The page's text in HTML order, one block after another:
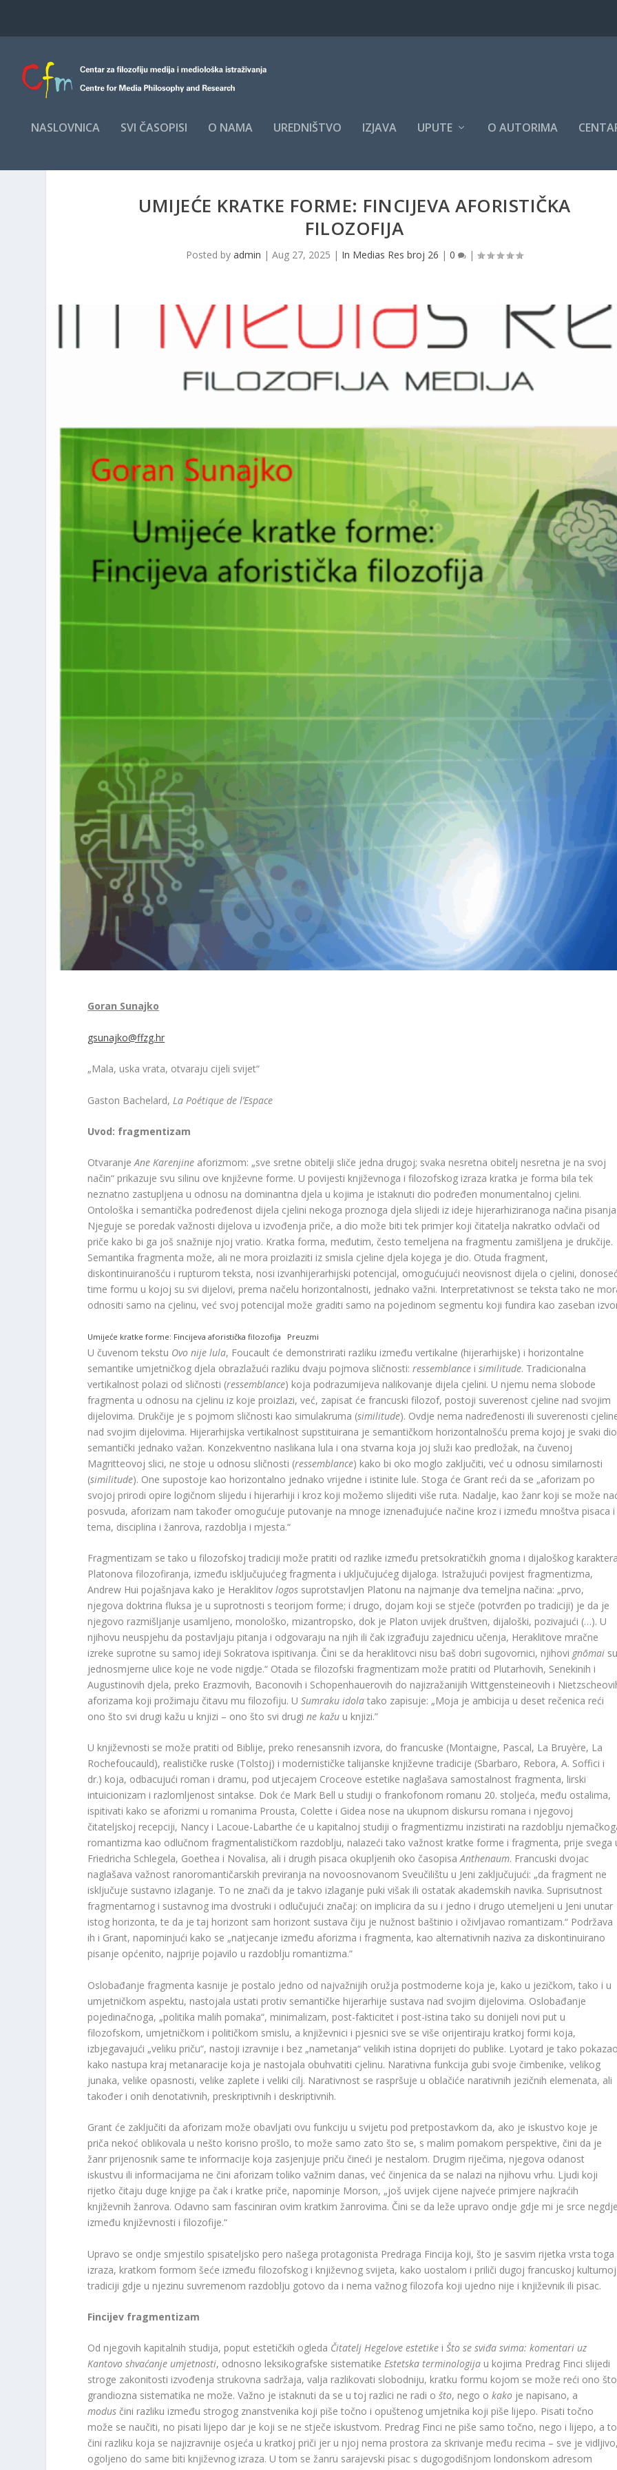
NASLOVNICA SVI ČASOPISI O NAMA UREDNIŠTVO IZJAVA UPUTE O AUTORIMA
UMIJEĆE KRATKE FORME: FINCIJEVA AFORISTIČKA
FILOZOFIJA
Posted byadmin |Aug 27, 2025 | In Medias Res broj 26 |0 |
Goran Sunajko
gsunajko@ffzg.hr
„Mala, uska vrata, otvaraju cijeli svijet“
Gaston Bachelard, La Poétique de lʼEspace
Uvod: fragmentizam
OtvaranjeAne Karenjine aforizmom: „sve sretne obitelji sliče jedna drugoj; svaka nesretna obitelj nesretna je na svoj
način“ prikazuje svu silinu ove književne forme. U povijesti književnoga i filozofskog izraza kratka je forma bila tek
neznatno zastupljena u odnosu na dominantna djela u kojima je istaknuti dio podređen monumentalnoj cjelini.
Ontološka i semantička podređenost dijela cjelini nekoga proznoga djela slijedi iz ideje hijerarhiziranoga načina
Njeguje se poredak važnosti dijelova u izvođenja priče, a dio može biti tek primjer koji čitatelja nakratko odvlači od
priče kako bi ga još snažnije njoj vratio. Kratka forma, međutim, često temeljena na fragmentu zamišljena je drukčije.
Semantika fragmenta može, ali ne mora proizlaziti iz smisla cjeline djela kojega je dio. Otuda fragment,
diskontinuiranošću i rupturom teksta, nosi izvanhijerarhijski potencijal, omogućujući neovisnost dijela o cjelini,
time formu u kojoj su svi dijelovi, prema načelu horizontalnosti, jednako važni. Interpretativnost se teksta tako ne
odnositi samo na cjelinu, već svoj potencijal može graditi samo na pojedinom segmentu koji fundira kao zaseban
Umijeće kratke forme: Fincijeva aforistička filozofija Preuzmi
U čuvenom tekstu Ovo nije lula, Foucault će demonstrirati razliku između vertikalne (hijerarhijske) i horizontalne
semantike umjetničkog djela obrazlažući razliku dvaju pojmova sličnosti:ressemblance isimilitude. Tradicionalna
vertikalnost polazi od sličnosti (ressemblance) koja podrazumijeva nalikovanje dijela cjelini. U njemu nema slobode
fragmenta u odnosu na cjelinu iz koje proizlazi, već, zapisat će francuski filozof, postoji suverenost cjeline nad svojim
dijelovima. Drukčije je s pojmom sličnosti kao simulakruma (similitude). Ovdje nema nadređenosti ili suverenosti
nad svojim dijelovima. Hijerarhijska vertikalnost supstituirana je semantičkom horizontalnošću prema kojoj je svaki dio
semantički jednako važan. Konzekventno naslikana lula i ona stvarna koja joj služi kao predložak, na čuvenoj
Magritteovoj slici, ne stoje u odnosu sličnosti (ressemblance) kako bi oko moglo zaključiti, već u odnosu similarnosti
(similitude). One supostoje kao horizontalno jednako vrijedne i istinite lule. Stoga će Grant reći da se „aforizam po
svojoj prirodi opire logičnom slijedu i hijerarhiji i kroz koji možemo slijediti više ruta. Nadalje, kao žanr koji se može
posvuda, aforizam nam također omogućuje putovanje na mnoge iznenađujuće načine kroz i između mnoštva pisaca i
tema, disciplina i žanrova, razdoblja i mjesta.“
Fragmentizam se tako u filozofskoj tradiciji može pratiti od razlike između pretsokratičkih gnoma i dijaloškog
Platonova filozofiranja, između isključujućeg fragmenta i uključujućeg dijaloga. Istražujući povijest fragmentizma,
Andrew Hui pojašnjava kako je Heraklitovlogos suprotstavljen Platonu na najmanje dva temeljna načina: „prvo,
njegova doktrina fluksa je u suprotnosti s teorijom forme; i drugo, dojam koji se stječe (potvrđen po tradiciji) je da je
njegovo razmišljanje usamljeno, monološko, mizantropsko, dok je Platon uvijek društven, dijaloški, pozivajući (…). U
njihovu neuspjehu da postavljaju pitanja i odgovaraju na njih ili čak izgrađuju zajednicu učenja, Heraklitove mračne
izreke suprotne su samoj ideji Sokratova ispitivanja. Čini se da heraklitovci nisu baš dobri sugovornici, njihovi gnōmai
jednosmjerne ulice koje ne vode nigdje.“ Otada se filozofski fragmentizam može pratiti od Plutarhovih, Senekinih i
Augustinovih djela, preko Erazmovih, Baconovih i Schopenhauerovih do najizražanijih Wittgensteineovih i
aforizama koji prožimaju čitavu mu filozofiju. USumraku idola tako zapisuje: „Moja je ambicija u deset rečenica reći
ono što svi drugi kažu u knjizi – ono što svi drugine kažu u knjizi.”
U književnosti se može pratiti od Biblije, preko renesansnih izvora, do francuske (Montaigne, Pascal, La Bruyère, La
Rochefoucauld), realističke ruske (Tolstoj) i modernističke talijanske književne tradicije (Sbarbaro, Rebora, A. Soffici i
dr.) koja, odbacujući roman i dramu, pod utjecajem Croceove estetike naglašava samostalnost fragmenta, lirski
intuicionizam i razlomljenost sintakse. Dok će Mark Bell u studiji o frankofonom romanu 20. stoljeća, među ostalima,
ispitivati kako se aforizmi u romanima Prousta, Colette i Gidea nose na ukupnom diskursu romana i njegovoj
čitateljskoj recepciji, Nancy i Lacoue-Labarthe će u kapitalnoj studiji o fragmentizmu inzistirati na razdoblju
romantizma kao odlučnom fragmentalističkom razdoblju, nalazeći tako važnost kratke forme i fragmenta, prije svega
Friedricha Schlegela, Goethea i Novalisa, ali i drugih pisaca okupljenih oko časopisaAnthenaum. Francuski dvojac
naglašava važnost ranoromantičarskih previranja na novoosnovanom Sveučilištu u Jeni zaključujući: „da fragment ne
isključuje sustavno izlaganje. To ne znači da je takvo izlaganje puki višak ili ostatak akademskih navika. Suprisutnost
fragmentarnog i sustavnog ima dvostruki i odlučujući značaj: on implicira da su i jedno i drugo utemeljeni u Jeni unutar
istog horizonta, te da je taj horizont sam horizont sustava čiju je nužnost baštinio i oživljavao romantizam.“ Podržava
ih i Grant, napominjući kako se „natjecanje između aforizma i fragmenta, kao alternativnih naziva za diskontinuirano
pisanje općenito, najprije pojavilo u razdoblju romantizma.“
Oslobađanje fragmenta kasnije je postalo jedno od najvažnijih oružja postmoderne koja je, kako u jezičkom, tako i u
umjetničkom aspektu, nastojala ustati protiv semantičke hijerarhije sustava nad svojim dijelovima. Oslobađanje
pojedinačnoga, „politika malih pomaka“, minimalizam, post-fakticitet i post-istina tako su donijeli novi put u
filozofskom, umjetničkom i političkom smislu, a književnici i pjesnici sve se više orijentiraju kratkoj formi koja,
izbjegavajući „veliku priču“, nastoji izravnije i bez „nametanja“ velikih istina doprijeti do publike. Lyotard je tako
kako nastupa kraj metanaracije koja je nastojala obuhvatiti cjelinu. Narativna funkcija gubi svoje čimbenike, velikog
junaka, velike opasnosti, velike zaplete i veliki cilj. Narativnost se raspršuje u oblačiće narativnih jezičnih elemenata, ali
također i onih denotativnih, preskriptivnih i deskriptivnih.
Grant će zaključiti da aforizam može obavljati ovu funkciju u svijetu pod pretpostavkom da, ako je iskustvo koje je
priča nekoć oblikovala u nešto korisno prošlo, to može samo zato što se, s malim pomakom perspektive, čini da je
žanr prijenosnik same te informacije koja zasjenjuje priču čineći je nestalom. Drugim riječima, njegova odanost
iskustvu ili informacijama ne čini aforizam toliko važnim danas, već činjenica da se nalazi na njihovu vrhu. Ljudi koji
rijetko čitaju duge knjige pa čak i kratke priče, napominje Morson, „još uvijek cijene najveće primjere najkraćih
književnih žanrova. Odavno sam fasciniran ovim kratkim žanrovima. Čini se da leže upravo ondje gdje mi je srce
između književnosti i filozofije.“
Upravo se ondje smjestilo spisateljsko pero našega protagonista Predraga Fincija koji, što je sasvim rijetka vrsta toga
izraza, kratkom formom šeće između filozofskog i književnog svijeta, kako uostalom i priliči dugoj francuskoj kulturnoj
tradiciji gdje u njezinu suvremenom razdoblju gotovo da i nema važnog filozofa koji ujedno nije i književnik ili pisac.
Fincijev fragmentizam
Od njegovih kapitalnih studija, poput estetičkih ogleda Čitatelj Hegelove estetike iŠto se sviđa svima: komentari uz
Kantovo shvaćanje umjetnosti, odnosno leksikografske sistematikeEstetska terminologija u kojima Predrag Finci slijedi
stroge zakonitosti izvođenja strukovna sadržaja, valja razlikovati slobodniju, kratku formu kojom se može reći ono što
grandiozna sistematika ne može. Važno je istaknuti da se u toj razlici ne radi ošto, nego okako je napisano, a
modus čini razliku između strogog znanstvenika koji piše točno i opuštenog umjetnika koji piše lijepo. Pisati točno
može se naučiti, no pisati lijepo dar je koji se ne stječe iskustvom. Predrag Finci ne piše samo točno, nego i lijepo, a to
čini razliku koja se najizravnije osjeća u kratkoj priči jer u njoj nema prostora za skrivanje među recima – sve je
ogoljeno do same biti književnog izraza. U tom se žanru sarajevski pisac s dugogodišnjom londonskom adresom